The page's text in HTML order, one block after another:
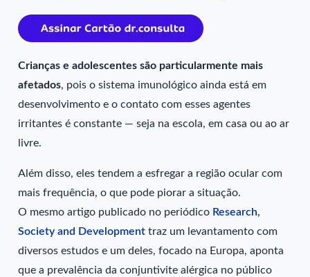
Crianças e adolescentes são particularmente mais
afetados, pois o sistema imunológico ainda está em
desenvolvimento e o contato com esses agentes
irritantes é constante — seja na escola, em casa ou ao ar
livre.
Além disso, eles tendem a esfregar a região ocular com
mais frequência, o que pode piorar a situação.
O mesmo artigo publicado no periódico Research,
Society and Developmenttraz um levantamento com
diversos estudos e um deles, focado na Europa, aponta
que a prevalência da conjuntivite alérgica no público